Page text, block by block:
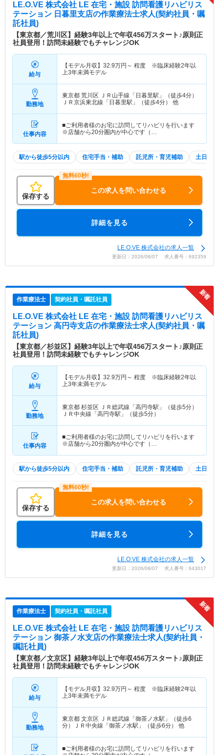
LE.O.VE 株式会社 LE 在宅・施設 訪問看護リハビリス
テーション 日暮里支店の作業療法士求人(契約社員・嘱
託社員)
【東京都／荒川区】経験3年以上で年収456万スタート♪原則正
社員登用！訪問未経験でもチャレンジOK
給与
【モデル月収】 32.9万円～ 程度 ※臨床経験2年以
上3年未満モデル
勤務地
東京都 荒川区 ＪＲ山手線「日暮里駅」（徒歩4分）
ＪＲ京浜東北線「日暮里駅」（徒歩4分） 他
仕事内容
■ご利用者様のお宅に訪問してリハビリを行います
※店舗から20分圏内が中心です（…
駅から徒歩5分以内 住宅手当・補助 託児所・育児補助 土日祝休
保存する
この求人を問い合わせる
詳細を見る
LE.O.VE 株式会社の求人一覧
更新日：2026/08/07 求人番号：692359
作業療法士 契約社員・嘱託社員
LE.O.VE 株式会社 LE 在宅・施設 訪問看護リハビリス
テーション 高円寺支店の作業療法士求人(契約社員・嘱
託社員)
【東京都／杉並区】経験3年以上で年収456万スタート♪原則正
社員登用！訪問未経験でもチャレンジOK
給与
【モデル月収】 32.9万円～ 程度 ※臨床経験2年以
上3年未満モデル
勤務地
東京都 杉並区 ＪＲ総武線「高円寺駅」（徒歩5分）
ＪＲ中央線「高円寺駅」（徒歩5分）
仕事内容
■ご利用者様のお宅に訪問してリハビリを行います
※店舗から20分圏内が中心です（…
駅から徒歩5分以内 住宅手当・補助 託児所・育児補助 土日祝休
保存する
この求人を問い合わせる
詳細を見る
LE.O.VE 株式会社の求人一覧
更新日：2026/08/07 求人番号：643017
作業療法士 契約社員・嘱託社員
LE.O.VE 株式会社 LE 在宅・施設 訪問看護リハビリス
テーション 御茶ノ水支店の作業療法士求人(契約社員・
嘱託社員)
【東京都／文京区】経験3年以上で年収456万スタート♪原則正
社員登用！訪問未経験でもチャレンジOK
給与
【モデル月収】 32.9万円～ 程度 ※臨床経験2年以
上3年未満モデル
勤務地
東京都 文京区 ＪＲ総武線「御茶ノ水駅」（徒歩6
分）ＪＲ中央線「御茶ノ水駅」（徒歩6分） 他
■ご利用者様のお宅に訪問してリハビリを行います